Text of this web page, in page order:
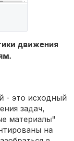
движения
- это исходный
задач,
материалы"
на